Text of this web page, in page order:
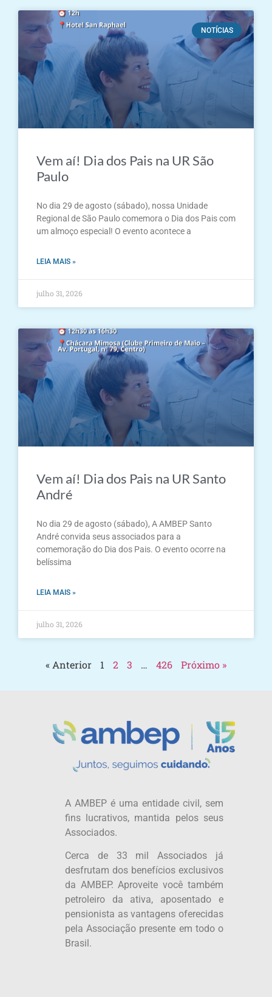
NOTÍCIAS
Vem aí! Dia dos Pais na UR São
Paulo
No dia 29 de agosto (sábado), nossa Unidade
Regional de São Paulo comemora o Dia dos Pais com
um almoço especial! O evento acontece a
LEIA MAIS »
julho 31, 2026
Vem aí! Dia dos Pais na UR Santo
André
No dia 29 de agosto (sábado), A AMBEP Santo
André convida seus associados para a
comemoração do Dia dos Pais. O evento ocorre na
belíssima
LEIA MAIS »
julho 31, 2026
« Anterior 1 2 3 … 426 Próximo »
A AMBEP é uma entidade civil, sem
fins lucrativos, mantida pelos seus
Associados.
Cerca de 33 mil Associados já
desfrutam dos benefícios exclusivos
da AMBEP. Aproveite você também
petroleiro da ativa, aposentado e
pensionista as vantagens oferecidas
pela Associação presente em todo o
Brasil.